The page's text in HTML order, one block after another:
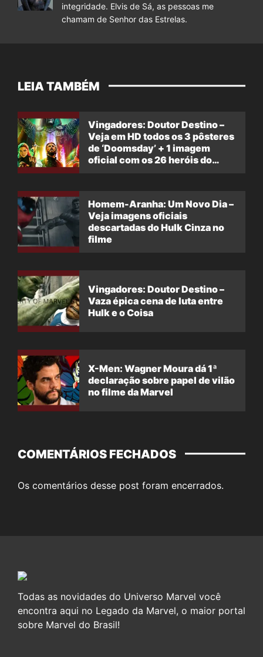
integridade. Elvis de Sá, as pessoas me
chamam de Senhor das Estrelas.
LEIA TAMBÉM
Vingadores: Doutor Destino –
Veja em HD todos os 3 pôsteres
de ‘Doomsday’ + 1 imagem
oficial com os 26 heróis do
Homem-Aranha: Um Novo Dia –
Veja imagens oficiais
descartadas do Hulk Cinza no
filme
Vingadores: Doutor Destino –
Vaza épica cena de luta entre
Hulk e o Coisa
X-Men: Wagner Moura dá 1ª
declaração sobre papel de vilão
no filme da Marvel
COMENTÁRIOS FECHADOS
Os comentários desse post foram encerrados.
Todas as novidades do Universo Marvel você
encontra aqui no Legado da Marvel, o maior portal
sobre Marvel do Brasil!